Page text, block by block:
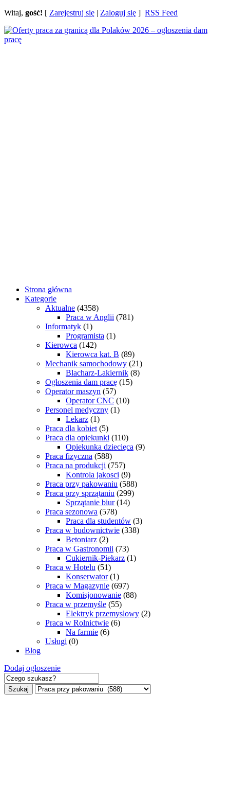
Witaj, gość! [ Zarejestruj się | Zaloguj się ] RSS Feed
Strona główna
Kategorie
Aktualne (4358)
Praca w Anglii (781)
Informatyk (1)
Programista (1)
Kierowca (142)
Kierowca kat. B (89)
Mechanik samochodowy (21)
Blacharz-Lakiernik (8)
Ogłoszenia dam pracę (15)
Operator maszyn (57)
Operator CNC (10)
Personel medyczny (1)
Lekarz (1)
Praca dla kobiet (5)
Praca dla opiekunki (110)
Opiekunka dziecięca (9)
Praca fizyczna (588)
Praca na produkcji (757)
Kontrola jakosci (9)
Praca przy pakowaniu (588)
Praca przy sprzątaniu (299)
Sprzątanie biur (14)
Praca sezonowa (578)
Praca dla studentów (3)
Praca w budownictwie (338)
Betoniarz (2)
Praca w Gastronomii (73)
Cukiernik-Piekarz (1)
Praca w Hotelu (51)
Konserwator (1)
Praca w Magazynie (697)
Komisjonowanie (88)
Praca w przemyśle (55)
Elektryk przemyslowy (2)
Praca w Rolnictwie (6)
Na farmie (6)
Usługi (0)
Blog
Dodaj ogłoszenie
Szukaj